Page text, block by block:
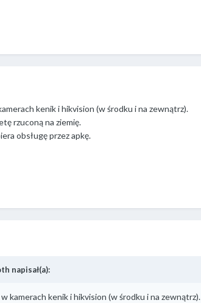
kenik i hikvision (w środku i na zewnątrz).
rzuconą na ziemię.
obsługę przez apkę.
napisał(a):
kamerach kenik i hikvision (w środku i na zewnątrz).